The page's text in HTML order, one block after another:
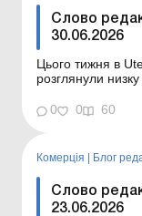
Слово
30.06.2026
Цього тижня в
розглянули
тижня в Uteka-
ознайомлю вас
зарплату пр...
0 0 60
Комерція | Блог
Слово
23.06.2026